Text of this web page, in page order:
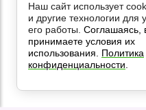
Наш сайт использует
и другие технологии для
его работы. Соглашаясь,
принимаете условия их
использования. Политика
конфиденциальности